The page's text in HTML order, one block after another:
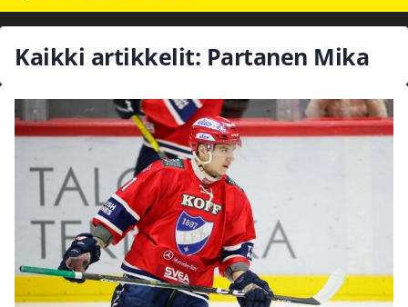
Kaikki artikkelit: Partanen Mika